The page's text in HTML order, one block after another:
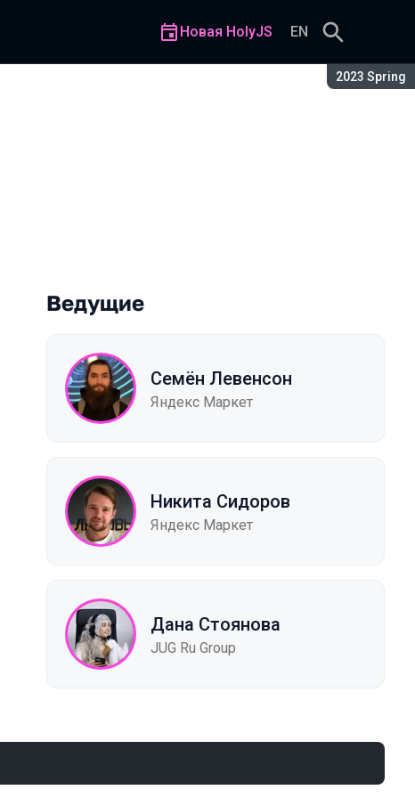
Сезон:
2023 Spring
Новая HolyJS EN
Ведущие
Семён Левенсон
Яндекс Маркет
Никита Сидоров
Яндекс Маркет
Дана Стоянова
JUG Ru Group